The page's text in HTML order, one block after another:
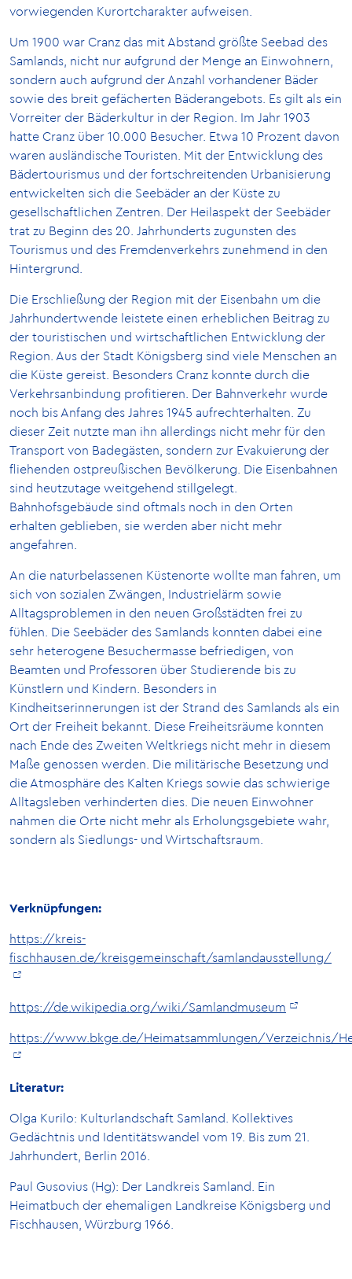
vorwiegenden Kurortcharakter aufweisen.
Um 1900 war Cranz das mit Abstand größte Seebad des
Samlands, nicht nur aufgrund der Menge an Einwohnern,
sondern auch aufgrund der Anzahl vorhandener Bäder
sowie des breit gefächerten Bäderangebots. Es gilt als ein
Vorreiter der Bäderkultur in der Region. Im Jahr 1903
hatte Cranz über 10.000 Besucher. Etwa 10 Prozent davon
waren ausländische Touristen. Mit der Entwicklung des
Bädertourismus und der fortschreitenden Urbanisierung
entwickelten sich die Seebäder an der Küste zu
gesellschaftlichen Zentren. Der Heilaspekt der Seebäder
trat zu Beginn des 20. Jahrhunderts zugunsten des
Tourismus und des Fremdenverkehrs zunehmend in den
Hintergrund.
Die Erschließung der Region mit der Eisenbahn um die
Jahrhundertwende leistete einen erheblichen Beitrag zu
der touristischen und wirtschaftlichen Entwicklung der
Region. Aus der Stadt Königsberg sind viele Menschen an
die Küste gereist. Besonders Cranz konnte durch die
Verkehrsanbindung profitieren. Der Bahnverkehr wurde
noch bis Anfang des Jahres 1945 aufrechterhalten. Zu
dieser Zeit nutzte man ihn allerdings nicht mehr für den
Transport von Badegästen, sondern zur Evakuierung der
fliehenden ostpreußischen Bevölkerung. Die Eisenbahnen
sind heutzutage weitgehend stillgelegt.
Bahnhofsgebäude sind oftmals noch in den Orten
erhalten geblieben, sie werden aber nicht mehr
angefahren.
An die naturbelassenen Küstenorte wollte man fahren, um
sich von sozialen Zwängen, Industrielärm sowie
Alltagsproblemen in den neuen Großstädten frei zu
fühlen. Die Seebäder des Samlands konnten dabei eine
sehr heterogene Besuchermasse befriedigen, von
Beamten und Professoren über Studierende bis zu
Künstlern und Kindern. Besonders in
Kindheitserinnerungen ist der Strand des Samlands als ein
Ort der Freiheit bekannt. Diese Freiheitsräume konnten
nach Ende des Zweiten Weltkriegs nicht mehr in diesem
Maße genossen werden. Die militärische Besetzung und
die Atmosphäre des Kalten Kriegs sowie das schwierige
Alltagsleben verhinderten dies. Die neuen Einwohner
nahmen die Orte nicht mehr als Erholungsgebiete wahr,
sondern als Siedlungs- und Wirtschaftsraum.
Verknüpfungen:
https://kreis-
fischhausen.de/kreisgemeinschaft/samlandausstellung/
https://de.wikipedia.org/wiki/Samlandmuseum
https://www.bkge.de/Heimatsammlungen/Verzeichnis/
Literatur:
Olga Kurilo: Kulturlandschaft Samland. Kollektives
Gedächtnis und Identitätswandel vom 19. Bis zum 21.
Jahrhundert, Berlin 2016.
Paul Gusovius (Hg): Der Landkreis Samland. Ein
Heimatbuch der ehemaligen Landkreise Königsberg und
Fischhausen, Würzburg 1966.